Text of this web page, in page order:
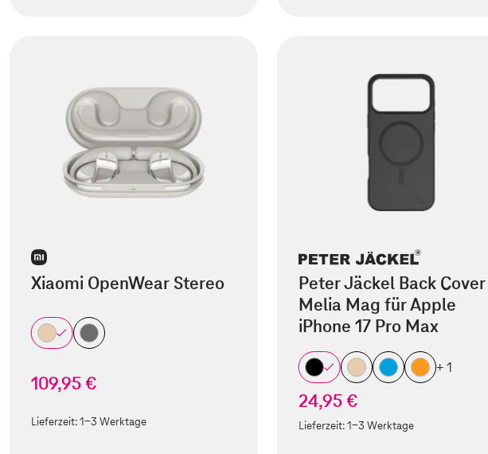
Xiaomi OpenWear Stereo
109,95 €
Lieferzeit:1-3 Werktage
Peter Jäckel Back Cover
Melia Mag für Apple
iPhone 17 Pro Max
+ 1
24,95 €
Lieferzeit:1-3 Werktage